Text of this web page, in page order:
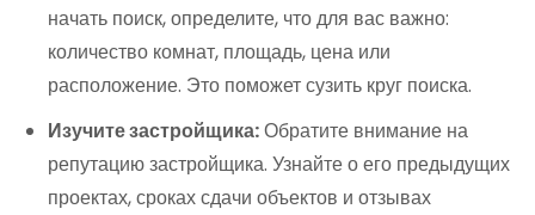
начать поиск, определите, что для вас важно:
количество комнат, площадь, цена или
расположение. Это поможет сузить круг поиска.
Изучите застройщика:Обратите внимание на
репутацию застройщика. Узнайте о его предыдущих
проектах, сроках сдачи объектов и отзывах